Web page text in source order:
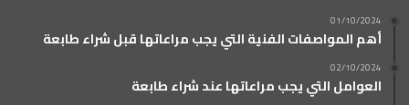
01/10/2024
أهم المواصفات الفنية التي يجب مراعاتها قبل شراء طابعة
02/10/2024
العوامل التي يجب مراعاتها عند شراء طابعة